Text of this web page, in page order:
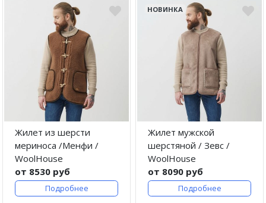
Жилет из шерсти
мериноса /Менфи /
WoolHouse
от 8530 руб
Подробнее
НОВИНКА
Жилет мужской
шерстяной / Зевс /
WoolHouse
от 8090 руб
Подробнее